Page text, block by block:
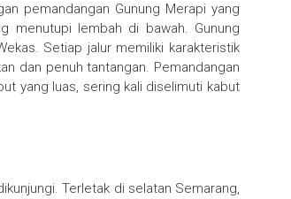
pemandangan Gunung Merapi yang
menutupi lembah di bawah. Gunung
Setiap jalur memiliki karakteristik
dan penuh tantangan. Pemandangan
yang luas, sering kali diselimuti kabut
Terletak di selatan Semarang,